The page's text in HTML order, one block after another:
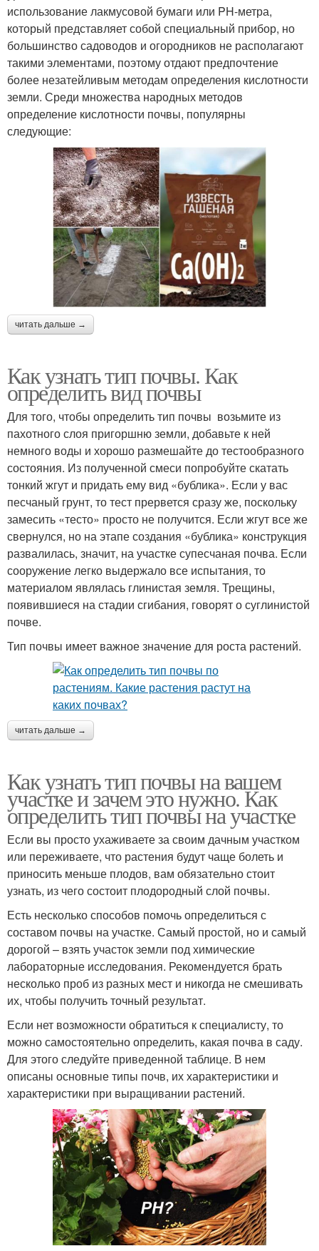
использование лакмусовой бумаги или PH-метра,
который представляет собой специальный прибор, но
большинство садоводов и огородников не располагают
такими элементами, поэтому отдают предпочтение
более незатейливым методам определения кислотности
земли. Среди множества народных методов
определение кислотности почвы, популярны
следующие:
читать дальше →
Как узнать тип почвы. Как
определить вид почвы
Для того, чтобы определить тип почвы возьмите из
пахотного слоя пригоршню земли, добавьте к ней
немного воды и хорошо размешайте до тестообразного
состояния. Из полученной смеси попробуйте скатать
тонкий жгут и придать ему вид «бублика». Если у вас
песчаный грунт, то тест прервется сразу же, поскольку
замесить «тесто» просто не получится. Если жгут все же
свернулся, но на этапе создания «бублика» конструкция
развалилась, значит, на участке супесчаная почва. Если
сооружение легко выдержало все испытания, то
материалом являлась глинистая земля. Трещины,
появившиеся на стадии сгибания, говорят о суглинистой
почве.
Тип почвы имеет важное значение для роста растений.
читать дальше →
Как узнать тип почвы на вашем
участке и зачем это нужно. Как
определить тип почвы на участке
Если вы просто ухаживаете за своим дачным участком
или переживаете, что растения будут чаще болеть и
приносить меньше плодов, вам обязательно стоит
узнать, из чего состоит плодородный слой почвы.
Есть несколько способов помочь определиться с
составом почвы на участке. Самый простой, но и самый
дорогой – взять участок земли под химические
лабораторные исследования. Рекомендуется брать
несколько проб из разных мест и никогда не смешивать
их, чтобы получить точный результат.
Если нет возможности обратиться к специалисту, то
можно самостоятельно определить, какая почва в саду.
Для этого следуйте приведенной таблице. В нем
описаны основные типы почв, их характеристики и
характеристики при выращивании растений.